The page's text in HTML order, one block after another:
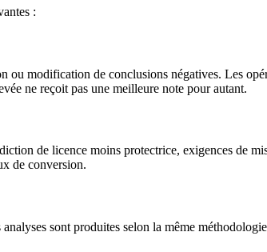
:
modification de conclusions négatives. Les
ne reçoit pas une meilleure note pour autant.
de licence moins protectrice, exigences de
de conversion.
sont produites selon la même